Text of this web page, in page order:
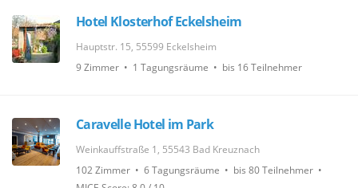
Hotel Klosterhof Eckelsheim
Hauptstr. 15, 55599 Eckelsheim
9 Zimmer • 1 Tagungsräume • bis 16 Teilnehmer
Caravelle Hotel im Park
Weinkauffstraße 1, 55543 Bad Kreuznach
102 Zimmer • 6 Tagungsräume • bis 80 Teilnehmer •